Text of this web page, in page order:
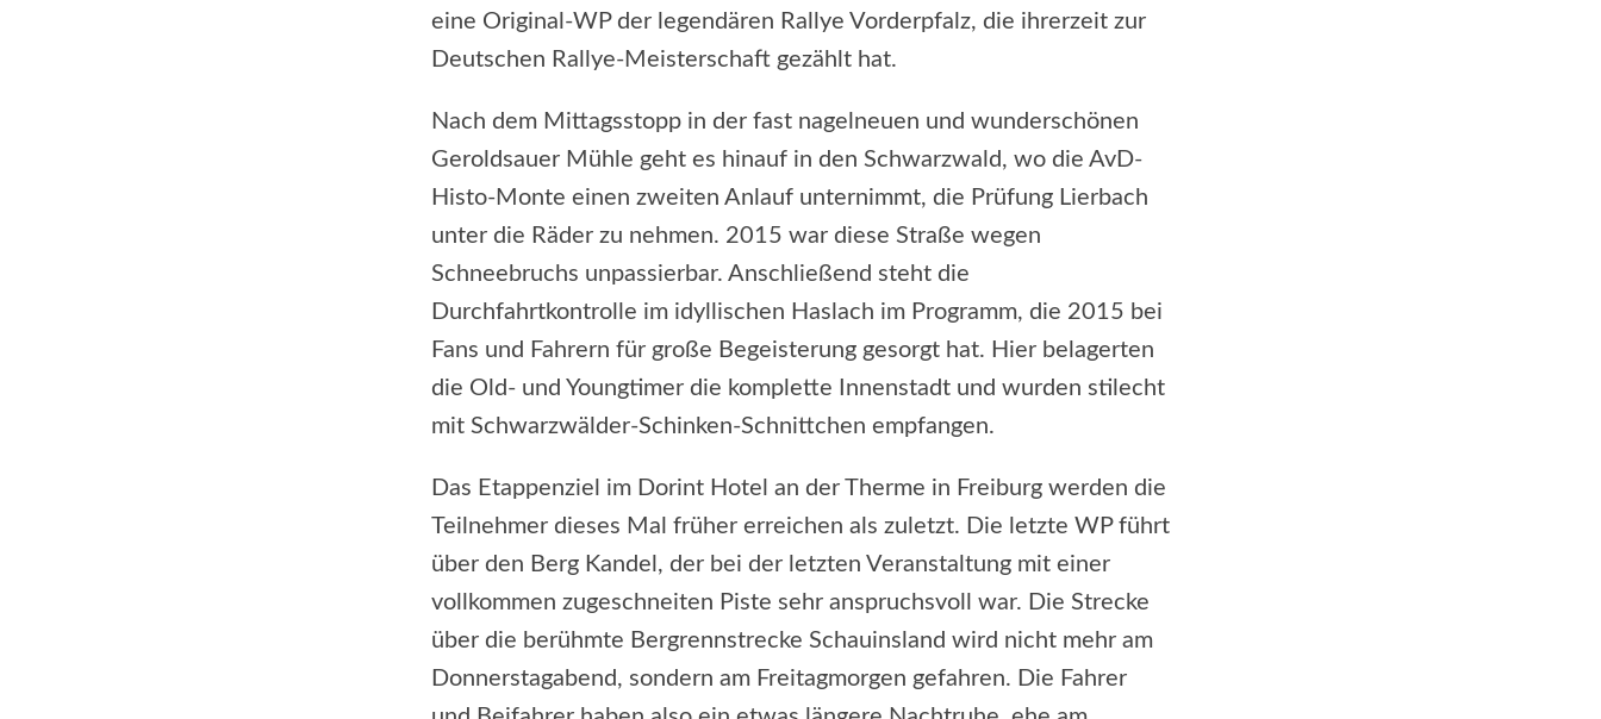
eine Original-WP der legendären Rallye Vorderpfalz, die ihrerzeit zur
Deutschen Rallye-Meisterschaft gezählt hat.
Nach dem Mittagsstopp in der fast nagelneuen und wunderschönen
Geroldsauer Mühle geht es hinauf in den Schwarzwald, wo die AvD-
Histo-Monte einen zweiten Anlauf unternimmt, die Prüfung Lierbach
unter die Räder zu nehmen. 2015 war diese Straße wegen
Schneebruchs unpassierbar. Anschließend steht die
Durchfahrtkontrolle im idyllischen Haslach im Programm, die 2015 bei
Fans und Fahrern für große Begeisterung gesorgt hat. Hier belagerten
die Old- und Youngtimer die komplette Innenstadt und wurden stilecht
mit Schwarzwälder-Schinken-Schnittchen empfangen.
Das Etappenziel im Dorint Hotel an der Therme in Freiburg werden die
Teilnehmer dieses Mal früher erreichen als zuletzt. Die letzte WP führt
über den Berg Kandel, der bei der letzten Veranstaltung mit einer
vollkommen zugeschneiten Piste sehr anspruchsvoll war. Die Strecke
über die berühmte Bergrennstrecke Schauinsland wird nicht mehr am
Donnerstagabend, sondern am Freitagmorgen gefahren. Die Fahrer